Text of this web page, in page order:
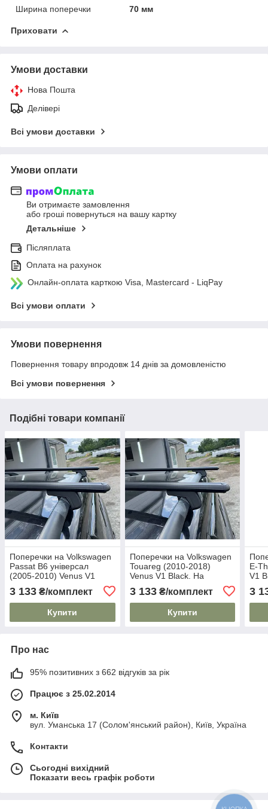
Ширина поперечки
70 мм
Приховати
Умови доставки
Нова Пошта
Делівері
Всі умови доставки
Умови оплати
Ви отримаєте замовлення
або гроші повернуться на вашу картку
Детальніше
Післяплата
Оплата на рахунок
Онлайн-оплата карткою Visa, Mastercard - LiqPay
Всі умови оплати
Умови повернення
Повернення товару впродовж 14 днів за домовленістю
Всі умови повернення
Подібні товари компанії
Поперечки на Volkswagen
Passat B6 універсал
(2005-2010) Venus V1
рейлінги. Без замка. Чорні
3 133 ₴/комплект
Купити
Поперечки на Volkswagen
Touareg (2010-2018)
Venus V1 Black. На
стандартні рейлінги. Без
замка. Чорні
3 133₴/комплект
Купити
E-
V1
3
Про нас
95% позитивних з 662 відгуків за рік
Працює з 25.02.2014
м. Київ
вул. Уманська 17 (Солом'янський район), Київ, Україна
Контакти
Сьогодні вихідний
Показати весь графік роботи